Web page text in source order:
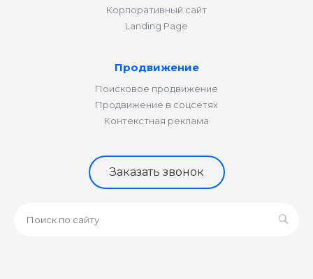
Корпоративный сайт
Landing Page
Продвижение
Поисковое продвижение
Продвижение в соцсетях
Контекстная реклама
Заказать звонок